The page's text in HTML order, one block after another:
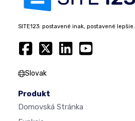
SITE123: postavené inak, postavené lepšie.
Slovak
Produkt
Domovská Stránka